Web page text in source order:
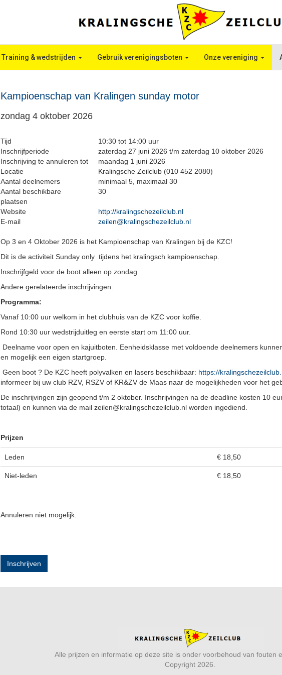
Training & wedstrijden Gebruik verenigingsboten Onze vereniging
Kampioenschap van Kralingen sunday motor
zondag 4 oktober 2026
Tijd
10:30 tot 14:00 uur
Inschrijfperiode
zaterdag 27 juni 2026 t/m zaterdag 10 oktober 2026
Inschrijving te annuleren tot
maandag 1 juni 2026
Locatie
Kralingsche Zeilclub (010 452 2080)
Aantal deelnemers
minimaal 5, maximaal 30
Aantal beschikbare
plaatsen
30
Website
http://kralingschezeilclub.nl
E-mail
zeilen@kralingschezeilclub.nl
Op 3 en 4 Oktober 2026 is het Kampioenschap van Kralingen bij de KZC!
Dit is de activiteit Sunday only tijdens het kralingsch kampioenschap.
Inschrijfgeld voor de boot alleen op zondag
Andere gerelateerde inschrijvingen:
Programma:
Vanaf 10:00 uur welkom in het clubhuis van de KZC voor koffie.
Rond 10:30 uur wedstrijduitleg en eerste start om 11:00 uur.
Deelname voor open en kajuitboten. Eenheidsklasse met voldoende deelnemers
en mogelijk een eigen startgroep.
Geen boot ? De KZC heeft polyvalken en lasers beschikbaar: https://
informeer bij uw club RZV, RSZV of KR&ZV de Maas naar de mogelijkheden voor het
De inschrijvingen zijn geopend t/m 2 oktober. Inschrijvingen na de deadline kosten 10
totaal) en kunnen via de mail zeilen@kralingschezeilclub.nl worden ingediend.
Prijzen
Leden € 18,50
Niet-leden € 18,50
Annuleren niet mogelijk.
Inschrijven
Alle prijzen en informatie op deze site is onder voorbehoud van fouten
Copyright 2026.